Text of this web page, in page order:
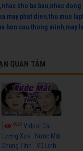
,nhac cho ba bau,nhac dong
may phat dien,thu mua
bon cau thong minh,may
QUAN TÂM
6924Video] Cải
Lương Xưa : Nước Mắt
Chung Tình - Vũ Linh